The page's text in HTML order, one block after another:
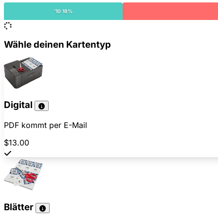
'10 18%
Wähle deinen Kartentyp
Digital
PDF kommt per E-Mail
$13.00
Blätter